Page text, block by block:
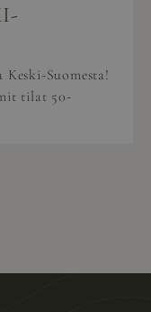
Suomesta!
tilat 50-